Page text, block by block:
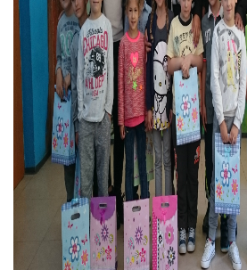
Јавни позиви
Обавјештења
Заштита од пожара
COVID 19
Геоистраживања
ФИНАНСИЈЕ
ПРИВРЕДА